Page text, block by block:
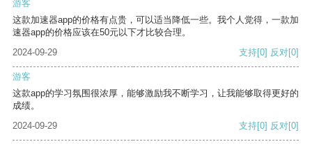
游客
这款加速器app的价格有点贵，可以适当降低一些。我个人觉得，一款加
速器app的价格应该在50元以下才比较合理。
2024-09-29
支持[0] 反对[0]
游客
这款app的学习氛围很浓厚，能够激励我不断学习，让我能够取得更好的
成绩。
2024-09-29
支持[0] 反对[0]